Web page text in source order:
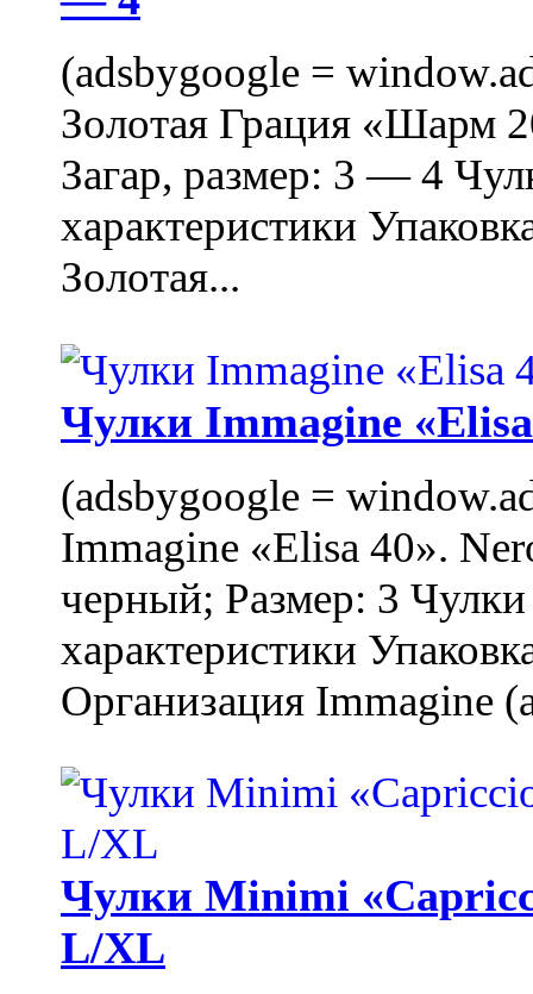
(adsbygoogle =
Золотая Грация «Шарм
Загар, размер: 3 — 4
характеристики
Золотая...
Чулки Immagine
(adsbygoogle =
Immagine «Elisa 40».
черный; Размер: 3
характеристики
Организация Immagine
Чулки Minimi
L/XL